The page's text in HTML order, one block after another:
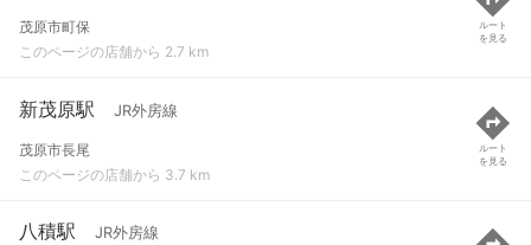
茂原市町保
このページの店舗から 2.7 km
ルート
を見る
新茂原駅 JR外房線
茂原市長尾
このページの店舗から 3.7 km
ルート
を見る
八積駅 JR外房線